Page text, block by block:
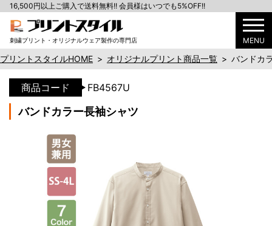
刺繍プリント・オリジナルウェア製作の専門店 MENU
16,500円以上ご購入で送料無料!! 会員様はいつでも5%OFF!!
プリントスタイルHOME > オリジナルプリント商品一覧 > バンドカ
商品コード FB4567U
バンドカラー長袖シャツ